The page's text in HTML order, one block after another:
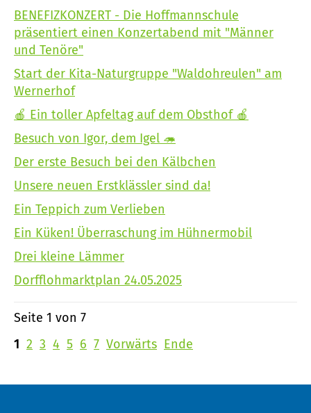
BENEFIZKONZERT - Die Hoffmannschule
präsentiert einen Konzertabend mit "Männer
und Tenöre"
Start der Kita-Naturgruppe "Waldohreulen" am
Wernerhof
🍎 Ein toller Apfeltag auf dem Obsthof 🍎
Besuch von Igor, dem Igel 🦔
Der erste Besuch bei den Kälbchen
Unsere neuen Erstklässler sind da!
Ein Teppich zum Verlieben
Ein Küken! Überraschung im Hühnermobil
Drei kleine Lämmer
Dorfflohmarktplan 24.05.2025
Seite 1 von 7
1 2 3 4 5 6 7 Vorwärts Ende